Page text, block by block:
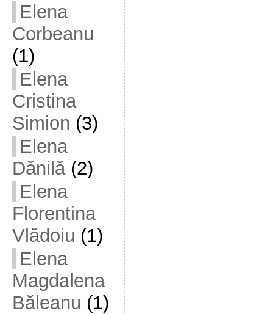
Elena
Corbeanu
(1)
Elena
Cristina
Simion (3)
Elena
Dănilă(2)
Elena
Florentina
Vlădoiu (1)
Elena
Magdalena
Băleanu (1)